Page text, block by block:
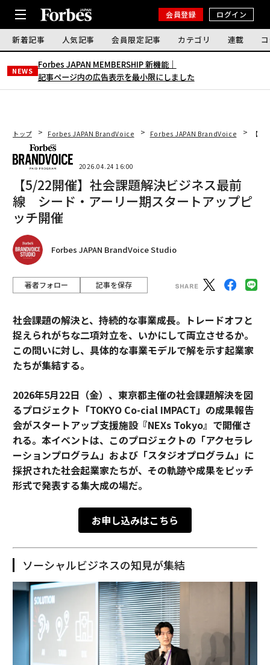
会員登録 ログイン
新着記事 人気記事 会員限定記事 カテゴリ 連載
NEWS
Forbes JAPAN MEMBERSHIP 新機能｜
記事ページ内の広告表示を最小限にしました
トップ Forbes JAPAN BrandVoice Forbes JAPAN BrandVoice 【5/
2026.04.24 16:00
【5/22開催】社会課題解決ビジネス最前
線 シード・アーリー期スタートアップピ
ッチ開催
Forbes JAPAN BrandVoice Studio
著者フォロー 記事を保存
社会課題の解決と、持続的な事業成長。トレードオフと
捉えられがちな二項対立を、いかにして両立させるか。
この問いに対し、具体的な事業モデルで解を示す起業家
たちが集結する。
2026年5月22日（金）、東京都主催の社会課題解決を図
るプロジェクト「TOKYO Co-cial IMPACT」の成果報告
会がスタートアップ支援施設『NEXs Tokyo』で開催さ
れる。本イベントは、このプロジェクトの「アクセラレ
ーションプログラム」および「スタジオプログラム」に
採択された社会起業家たちが、その軌跡や成果をピッチ
形式で発表する集大成の場だ。
お申し込みはこちら
ソーシャルビジネスの知見が集結